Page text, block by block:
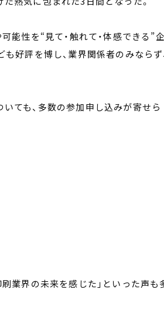
能性を“見て・触れて・体感できる”企
好評を博し、業界関係者のみならず
ても、多数の参加申し込みが寄せら
業界の未来を感じた」といった声も